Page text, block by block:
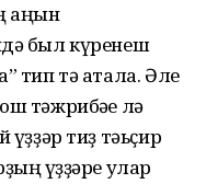
аңын
был күренеш
тип тә атала. Әле
тәжрибәһе лә
тиҙ тәьҫир
һүҙҙәре улар